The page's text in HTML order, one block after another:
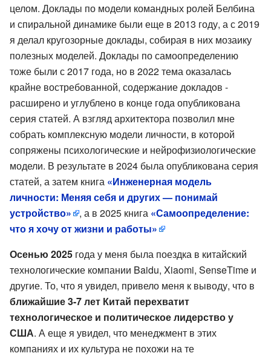
целом. Доклады по модели командных ролей Белбина
и спиральной динамике были еще в 2013 году, а с 2019
я делал кругозорные доклады, собирая в них мозаику
полезных моделей. Доклады по самоопределению
тоже были с 2017 года, но в 2022 тема оказалась
крайне востребованной, содержание докладов -
расширено и углублено в конце года опубликована
серия статей. А взгляд архитектора позволил мне
собрать комплексную модели личности, в которой
сопряжены психологические и нейрофизиологические
модели. В результате в 2024 была опубликована серия
статей, а затем книга «Инженерная модель
личности: Меняя себя и других — понимай
устройство»
, а в 2025 книга «Самоопределение:
что я хочу от жизни и работы»
Осенью 2025 года у меня была поездка в китайский
технологические компании Baidu, Xiaomi, SenseTime и
другие. То, что я увидел, привело меня к выводу, что в
ближайшие 3-7 лет Китай перехватит
технологическое и политическое лидерство у
США. А еще я увидел, что менеджмент в этих
компаниях и их культура не похожи на те